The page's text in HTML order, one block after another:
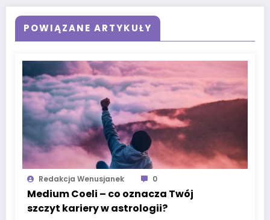
POWIĄZANE ARTYKUŁY
Redakcja Wenusjanek 0
Medium Coeli – co oznacza Twój
szczyt kariery w astrologii?